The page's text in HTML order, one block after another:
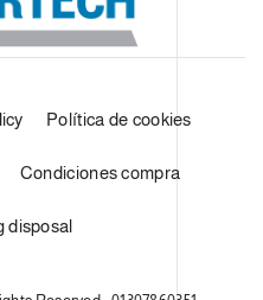
Política de cookies
Condiciones compra
disposal